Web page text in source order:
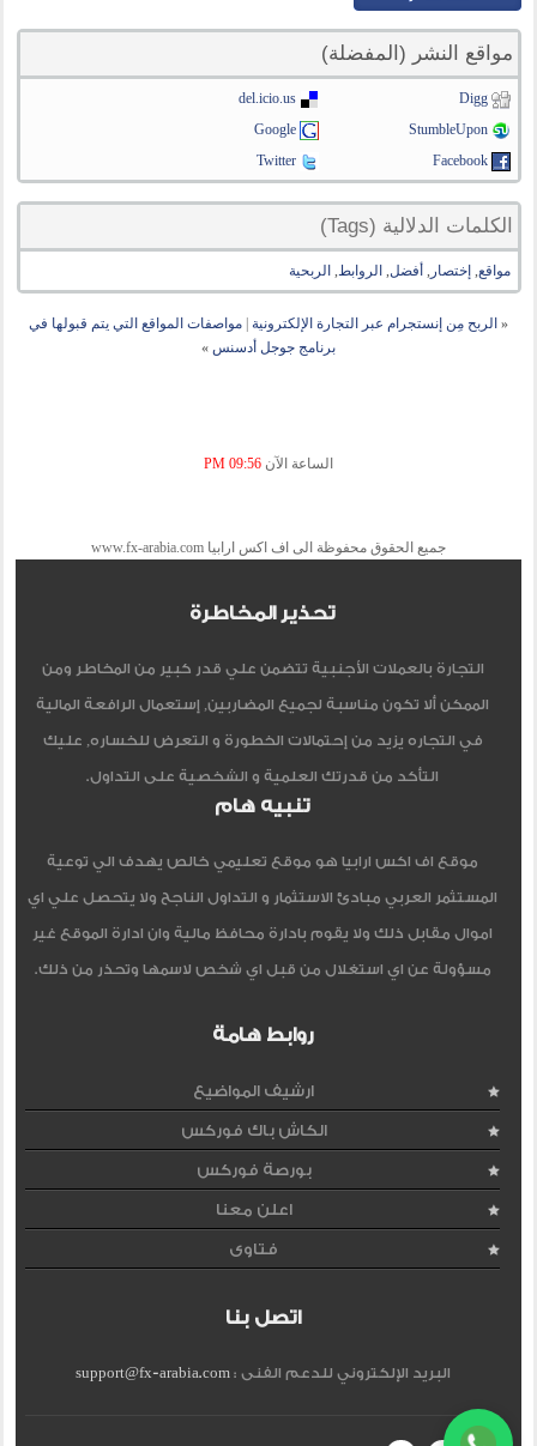
مواقع النشر (المفضلة)
Digg
del.icio.us
StumbleUpon
Google
Facebook
Twitter
الكلمات الدلالية (Tags)
مواقع, إختصار , أفضل, الروابط, الربحية
« الربح مِن إنستجرام عبر التجارة الإلكترونية
مواصفات المواقع التي يتم قبولها في
برنامج جوجل أدسنس »
الساعة الآن 09:56 PM
جميع الحقوق محفوظة الى اف اكس ارابيا www.fx-arabia.com
تحذير المخاطرة
التجارة بالعملات الأجنبية تتضمن علي قدر كبير من المخاطر ومن
الممكن ألا تكون مناسبة لجميع المضاربين, إستعمال الرافعة المالية
في التجاره يزيد من إحتمالات الخطورة و التعرض للخساره, عليك
التأكد من قدرتك العلمية و الشخصية على التداول.
تنبيه هام
موقع اف اكس ارابيا هو موقع تعليمي خالص يهدف الي توعية
المستثمر العربي مبادئ الاستثمار و التداول الناجح ولا يتحصل علي اي
اموال مقابل ذلك ولا يقوم بادارة محافظ مالية وان ادارة الموقع غير
مسؤولة عن اي استغلال من قبل اي شخص لاسمها وتحذر من ذلك.
روابط هامة
ارشيف المواضيع
الكاش باك فوركس
بورصة فوركس
اعلن معنا
فتاوى
اتصل بنا
البريد الإلكتروني للدعم الفنى :support@fx-arabia.com